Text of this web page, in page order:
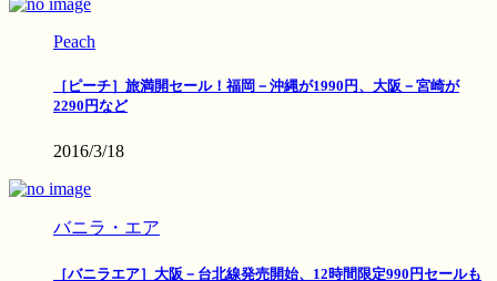
Peach
［ピーチ］旅満開セール！福岡－沖縄が1990円、大阪－宮崎が
2290円など
2016/3/18
バニラ・エア
［バニラエア］大阪－台北線発売開始、12時間限定990円セールも